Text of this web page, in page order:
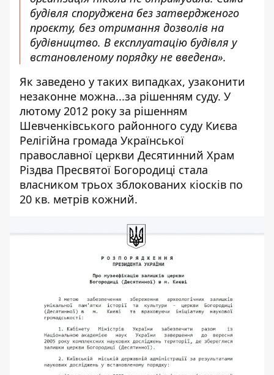
будівля споруджена без затвердженого
проєкту, без отримання дозволів на
будівництво. В експлуатацію будівля у
встановленому порядку не введена».
Як заведено у таких випадках, узаконити
незаконне можна...за рішенням суду. У
лютому 2012 року за рішенням
Шевченківського районного суду Києва
Релігійна громада Української
православної церкви Десятинний Храм
Різдва Пресвятої Богородиці стала
власником трьох зблокованих кіосків по
20 кв. метрів кожний.